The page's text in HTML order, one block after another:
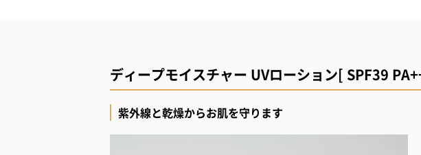
ディープモイスチャー UVローション[ SPF39
紫外線と乾燥からお肌を守ります